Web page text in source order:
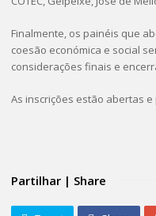
Finalmente, os painéis que
coesão económica e social
considerações finais e
As inscrições estão abertas
Partilhar | Share